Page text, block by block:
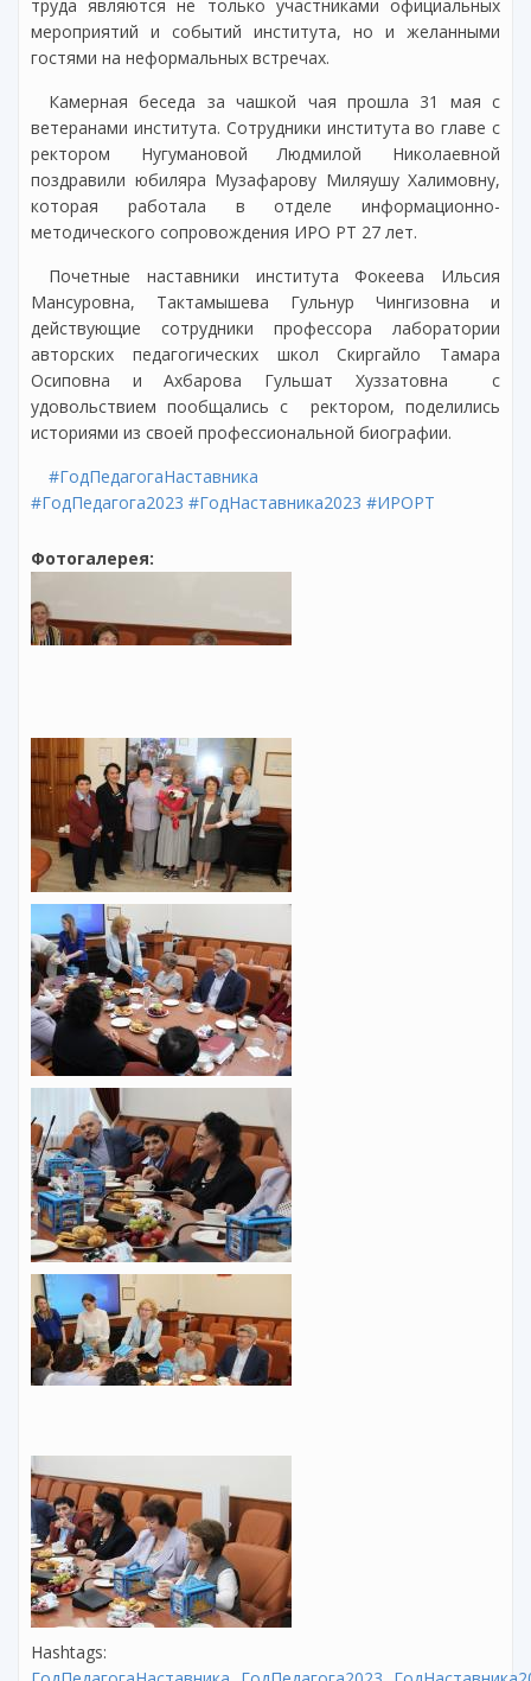
труда являются не только участниками официальных
мероприятий и событий института, но и желанными
гостями на неформальных встречах.
Камерная беседа за чашкой чая прошла 31 мая с
ветеранами института. Сотрудники института во главе с
ректором Нугумановой Людмилой Николаевной
поздравили юбиляра Музафарову Миляушу Халимовну,
которая работала в отделе информационно-
методического сопровождения ИРО РТ 27 лет.
Почетные наставники института Фокеева Ильсия
Мансуровна, Тактамышева Гульнур Чингизовна и
действующие сотрудники профессора лаборатории
авторских педагогических школ Скиргайло Тамара
Осиповна и Ахбарова Гульшат Хуззатовна с
удовольствием пообщались с ректором, поделились
историями из своей профессиональной биографии.
#ГодПедагогаНаставника
#ГодПедагога2023 #ГодНаставника2023 #ИРОРТ
Фотогалерея:
Hashtags: